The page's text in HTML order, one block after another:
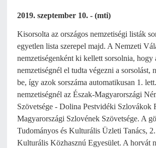
2019. szeptember 10. - (mti)
Kisorsolta az országos nemzetiségi listák
egyetlen lista szerepel majd. A Nemzeti
nemzetiségenként ki kellett sorsolnia,
nemzetiségnél el tudta végezni a sorsolást,
be, így azok sorszáma automatikusan 1.
nemzetiségnél az Észak-Magyarországi
Szövetsége - Dolina Pestvidéki Szlovákok
Magyarországi Szlovének Szövetsége. A
Tudományos és Kulturális Üzleti Tanács,
Kulturális Közhasznú Egyesület. A horvát